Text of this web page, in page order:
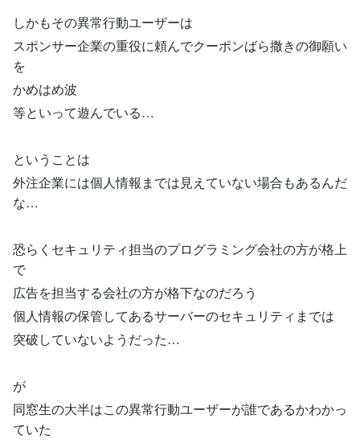
しかもその異常行動ユーザーは
スポンサー企業の重役に頼んでクーポンばら撒きの御願い
を
かめはめ波
等といって遊んでいる…
ということは
外注企業には個人情報までは見えていない場合もあるんだ
な…
恐らくセキュリティ担当のプログラミング会社の方が格上
で
広告を担当する会社の方が格下なのだろう
個人情報の保管してあるサーバーのセキュリティまでは
突破していないようだった…
が
同窓生の大半はこの異常行動ユーザーが誰であるかわかっ
ていた